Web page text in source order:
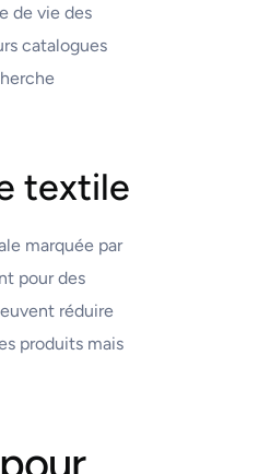
de vie des
catalogues
textile
marquée par
pour des
réduire
produits mais